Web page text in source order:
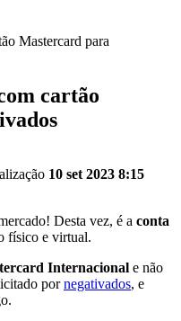
Mastercard para
cartão
10 set 2023 8:15
Desta vez, é a conta
físico e virtual.
Internacional e não
pornegativados, e